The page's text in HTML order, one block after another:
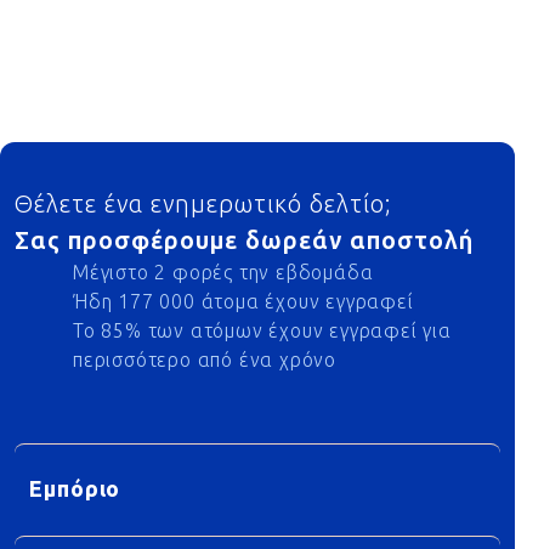
Footer
Θέλετε ένα ενημερωτικό δελτίο;
Σας προσφέρουμε δωρεάν αποστολή
Μέγιστο 2 φορές την εβδομάδα
Ήδη 177 000 άτομα έχουν εγγραφεί
Το 85% των ατόμων έχουν εγγραφεί για
περισσότερο από ένα χρόνο
Εμπόριο